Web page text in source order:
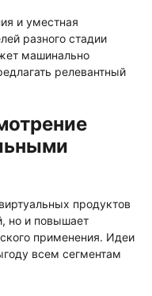
и уместная
разного стадии
машинально
релевантный
продуктов
но и повышает
применения. Идеи
всем сегментам